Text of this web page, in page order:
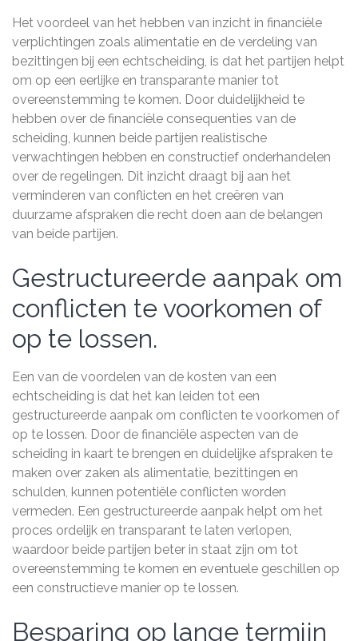
Het voordeel van het hebben van inzicht in financiële
verplichtingen zoals alimentatie en de verdeling van
bezittingen bij een echtscheiding, is dat het partijen helpt
om op een eerlijke en transparante manier tot
overeenstemming te komen. Door duidelijkheid te
hebben over de financiële consequenties van de
scheiding, kunnen beide partijen realistische
verwachtingen hebben en constructief onderhandelen
over de regelingen. Dit inzicht draagt bij aan het
verminderen van conflicten en het creëren van
duurzame afspraken die recht doen aan de belangen
van beide partijen.
Gestructureerde aanpak om
conflicten te voorkomen of
op te lossen.
Een van de voordelen van de kosten van een
echtscheiding is dat het kan leiden tot een
gestructureerde aanpak om conflicten te voorkomen of
op te lossen. Door de financiële aspecten van de
scheiding in kaart te brengen en duidelijke afspraken te
maken over zaken als alimentatie, bezittingen en
schulden, kunnen potentiële conflicten worden
vermeden. Een gestructureerde aanpak helpt om het
proces ordelijk en transparant te laten verlopen,
waardoor beide partijen beter in staat zijn om tot
overeenstemming te komen en eventuele geschillen op
een constructieve manier op te lossen.
Besparing op lange termijn